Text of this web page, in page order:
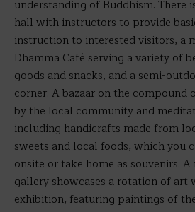
understanding of Buddhism. There
hall with instructors to provide
instruction to interested visitors, a
Dhamma Café serving a variety of
goods and snacks, and a semi-
corner. A bazaar on the compound
by the local community and
including handicrafts made from
sweets and local foods, which you
onsite or take home as souvenirs.
gallery showcases a rotation of art
exhibition, featuring paintings of